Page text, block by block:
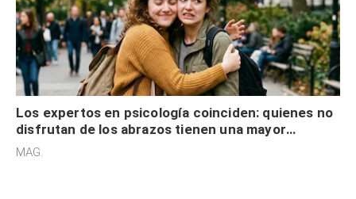
Los expertos en psicología coinciden: quienes no
disfrutan de los abrazos tienen una mayor
sensibilidad a los estímulos físicos y no es por
MAG.